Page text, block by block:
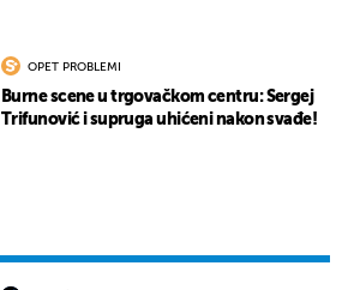
OPET PROBLEMI
Burne scene u trgovačkom centru: Sergej
Trifunović i supruga uhićeni nakon svađe!